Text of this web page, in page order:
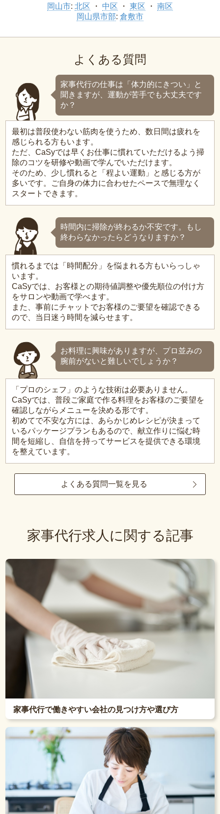
岡山市: 北区 中区 東区
南区
岡山県市部: 倉敷市
よくある質問
家事代行の仕事は「体力的にきつい」と
聞きますが、運動が苦手でも大丈夫です
か？
最初は普段使わない筋肉を使うため、数日間は疲れを
感じられる方もいます。
ただ、CaSyでは早くお仕事に慣れていただけるよう掃
除のコツを研修や動画で学んでいただけます。
そのため、少し慣れると「程よい運動」と感じる方が
多いです。ご自身の体力に合わせたペースで無理なく
スタートできます。
時間内に掃除が終わるか不安です。もし
終わらなかったらどうなりますか？
慣れるまでは「時間配分」を悩まれる方もいらっしゃ
います。
CaSyでは、お客様との期待値調整や優先順位の付け方
をサロンや動画で学べます。
また、事前にチャットでお客様のご要望を確認できる
ので、当日迷う時間を減らせます。
お料理に興味がありますが、プロ並みの
腕前がないと難しいでしょうか？
「プロのシェフ」のような技術は必要ありません。
CaSyでは、普段ご家庭で作る料理をお客様のご要望を
確認しながらメニューを決める形です。
初めてで不安な方には、あらかじめレシピが決まって
いるパッケージプランもあるので、献立作りに悩む時
間を短縮し、自信を持ってサービスを提供できる環境
を整えています。
よくある質問一覧を見る
家事代行求人に関する記事
家事代行で働きやすい会社の見つけ方や選び方